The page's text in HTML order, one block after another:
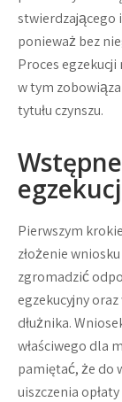
stwierdzającego
ponieważ bez
Proces
w tym
tytułu czynszu.
Pierwszym
złożenie
zgromadzić
egzekucyjny
dłużnika.
właściwego dla
pamiętać, że do
uiszczenia